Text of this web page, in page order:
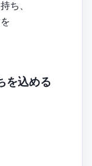
ち、
を込める